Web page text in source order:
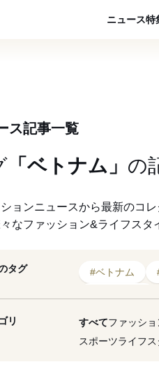
ニュース特
ス記事一覧
「ベトナム」 の
ョンニュースから最新のコ
なファッション&ライフスタ
タグ #ベトナム
#ポップアップ
#ららぽーと
リ すべてファッショ
スポーツライフ